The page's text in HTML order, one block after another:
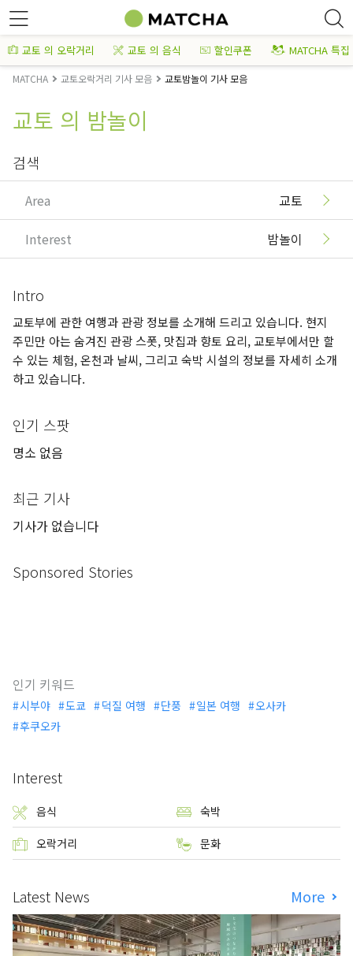
교토 의 오락거리 교토 의 음식 할인쿠폰 MATCHA 특집
MATCHA 교토오락거리 기사 모음 교토밤놀이 기사 모음
교토 의 밤놀이
검색
Area 교토
Interest 밤놀이
Intro
교토부에 관한 여행과 관광 정보를 소개해 드리고 있습니다. 현지
주민만 아는 숨겨진 관광 스폿, 맛집과 향토 요리, 교토부에서만 할
수 있는 체험, 온천과 날씨, 그리고 숙박 시설의 정보를 자세히 소개
하고 있습니다.
인기 스팟
명소 없음
최근 기사
기사가 없습니다
Sponsored Stories
인기 키워드
시부야 도쿄 덕질 여행 단풍 일본 여행
오사카
후쿠오카
Interest
음식 숙박
오락거리 문화
Latest News More